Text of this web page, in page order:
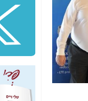
שלמה
"יש
חשיפה:
משה
עד היום?